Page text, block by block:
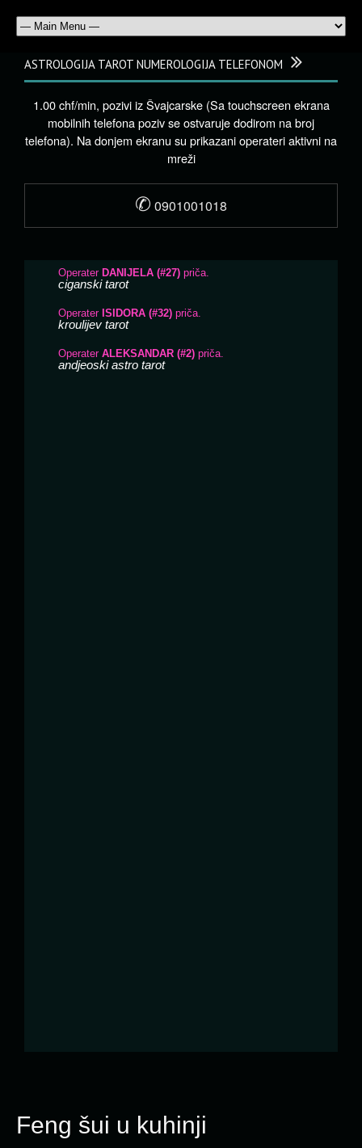
Feng šui u kuhinji
ASTROLOGIJA TAROT NUMEROLOGIJA TELEFONOM
1.00 chf/min, pozivi iz Švajcarske (Sa touchscreen ekrana
mobilnih telefona poziv se ostvaruje dodirom na broj
telefona). Na donjem ekranu su prikazani operateri aktivni na
mreži
✆ 0901001018